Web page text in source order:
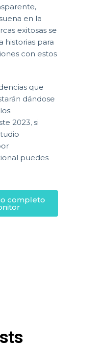
en la
exitosas se
historias para
con estos
que
dándose
2023, si
puedes
completo